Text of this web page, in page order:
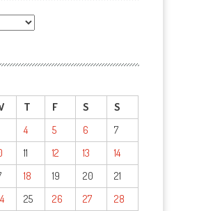
T F S
S
4 5 6
7
11 12 13
14
18 19 20
21
25 26 27 28